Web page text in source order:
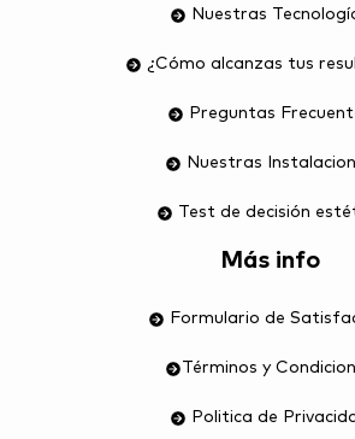
Nuestras
¿Cómo alcanzas tus
Preguntas
Nuestras
Test de decisión
Más info
Formulario de
Términos y
Politica de